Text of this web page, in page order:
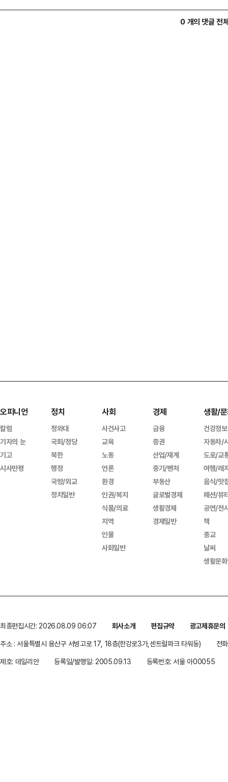
0 개의 댓글 전
오피니언
칼럼
기자의 눈
기고
시사만평
정치
청와대
국회/정당
북한
행정
국방/외교
정치일반
사회
사건사고
교육
노동
언론
환경
인권/복지
식품/의료
지역
인물
사회일반
경제
금융
증권
산업/재계
중기/벤처
부동산
글로벌경제
생활경제
경제일반
생활/
건강정보
자동차/
도로/교
여행/레
음식/맛
패션/뷰
공연/전
책
종교
날씨
생활문
최종편집시간: 2026.08.09 06:07 회사소개 편집규약
광고제휴문의
주소 : 서울특별시 용산구 서빙고로 17, 18층(한강로3가,센트럴파크 타워동)
전
제호: 데일리안
등록일/발행일: 2005.09.13 등록번호: 서울 아00055